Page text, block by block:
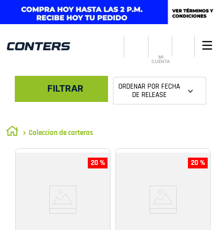
MI
CUENTA
FILTRAR ORDENAR POR FECHA
DE RELEASE
Coleccion de carteras
20 % 20 %